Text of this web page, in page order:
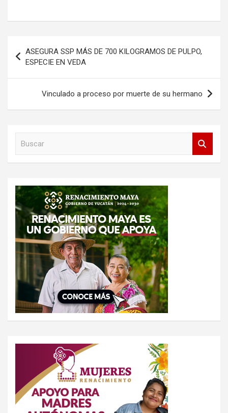
de
entradas
ASEGURA SSP MÁS DE 700 KILOGRAMOS DE PULPO,
ESPECIE EN VEDA
Vinculado a proceso por muerte de su hermano
r